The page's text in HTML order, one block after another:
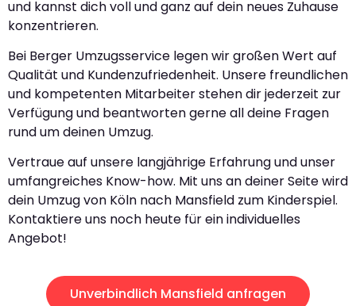
und kannst dich voll und ganz auf dein neues Zuhause
konzentrieren.
Bei Berger Umzugsservice legen wir großen Wert auf
Qualität und Kundenzufriedenheit. Unsere freundlichen
und kompetenten Mitarbeiter stehen dir jederzeit zur
Verfügung und beantworten gerne all deine Fragen
rund um deinen Umzug.
Vertraue auf unsere langjährige Erfahrung und unser
umfangreiches Know-how. Mit uns an deiner Seite wird
dein Umzug von Köln nach Mansfield zum Kinderspiel.
Kontaktiere uns noch heute für ein individuelles
Angebot!
Unverbindlich Mansfield anfragen